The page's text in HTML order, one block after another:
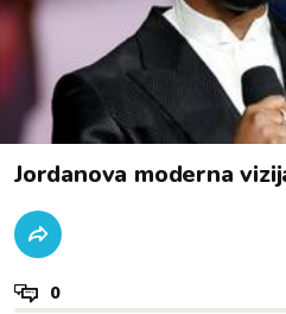
Jordanova moderna
0